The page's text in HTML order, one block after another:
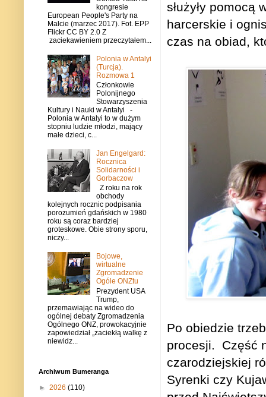
służyły pomocą
harcerskie i
czas na obiad,
Po obiedzie
procesji.
Część
czarodziejskiej
Syrenki czy
kongresie
European People's Party na
Malcie (marzec 2017). Fot. EPP
Flickr CC BY 2.0 Z
zaciekawieniem przeczytałem...
Polonia w Antalyi
(Turcja).
Rozmowa 1
Członkowie
Polonijnego
Stowarzyszenia
Kultury i Nauki w Antalyi -
Polonia w Antalyi to w dużym
stopniu ludzie młodzi, mający
małe dzieci, c...
Jan Engelgard:
Rocznica
Solidarności i
Gorbaczow
Z roku na rok
obchody
kolejnych rocznic podpisania
porozumień gdańskich w 1980
roku są coraz bardziej
groteskowe. Obie strony sporu,
niczy...
Bojowe,
wirtualne
Zgromadzenie
Ogóle ONZtu
Prezydent USA
Trump,
przemawiając na wideo do
ogólnej debaty Zgromadzenia
Ogólnego ONZ, prowokacyjnie
zapowiedział „zaciekłą walkę z
niewidz...
Archiwum Bumeranga
► 2026 (110)